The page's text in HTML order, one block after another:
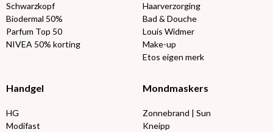
Schwarzkopf
Biodermal 50%
Parfum Top 50
NIVEA 50% korting
Haarverzorging
Bad & Douche
Louis Widmer
Make-up
Etos eigen merk
Handgel
HG
Modifast
Mondmaskers
Zonnebrand | Sun
Kneipp